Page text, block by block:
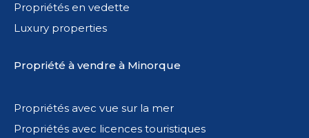
Propriétés en vedette
Luxury properties
Propriété à vendre à Minorque
Propriétés avec vue sur la mer
Propriétés avec licences touristiques